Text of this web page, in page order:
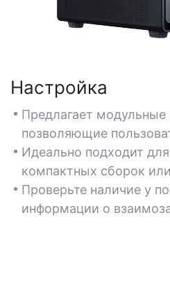
Настройка
Предлагает модульные
позволяющие
персонализировать
дополнительные
подсветка или
Идеально подходит
компактных сборок
проектов, требующих
или брендинга.
Проверьте наличие у
информации о